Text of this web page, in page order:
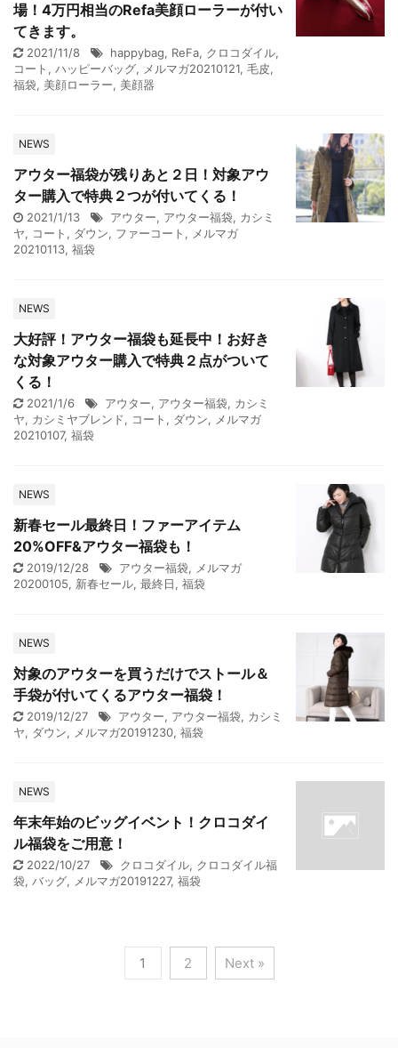
場！4万円相当のRefa美顔ローラーが付い
てきます。
2021/11/8 happybag, ReFa, クロコダイル,
コート , ハッピーバッグ, メルマガ20210121, 毛皮,
福袋, 美顔ローラー, 美顔器
NEWS
アウター福袋が残りあと２日！対象アウ
ター購入で特典２つが付いてくる！
2021/1/13 アウター, アウター福袋, カシミ
ヤ, コート , ダウン, ファーコート , メルマガ
20210113, 福袋
NEWS
大好評！アウター福袋も延長中！お好き
な対象アウター購入で特典２点がついて
くる！
2021/1/6 アウター, アウター福袋, カシミ
ヤ, カシミヤブレンド, コート , ダウン, メルマガ
20210107, 福袋
NEWS
新春セール最終日！ファーアイテム
20%OFF&アウター福袋も！
2019/12/28 アウター福袋, メルマガ
20200105, 新春セール, 最終日, 福袋
NEWS
対象のアウターを買うだけでストール＆
手袋が付いてくるアウター福袋！
2019/12/27 アウター, アウター福袋, カシミ
ヤ, ダウン, メルマガ20191230, 福袋
NEWS
年末年始のビッグイベント！クロコダイ
ル福袋をご用意！
2022/10/27 クロコダイル, クロコダイル福
袋, バッグ, メルマガ20191227, 福袋
1 2 Next »